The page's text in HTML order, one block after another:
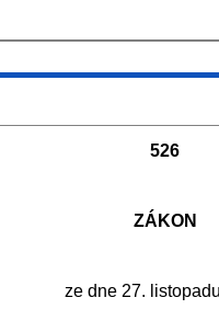
526
ZÁKON
ze dne 27.